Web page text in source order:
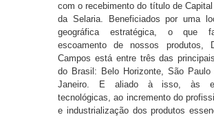
com o recebimento do título de Capital
da Selaria. Beneficiados por uma
geográfica estratégica, o que
escoamento de nossos produtos,
Campos está entre três das
do Brasil: Belo Horizonte, São
Janeiro. E aliado à isso, às
tecnológicas, ao incremento do
e industrialização dos produtos